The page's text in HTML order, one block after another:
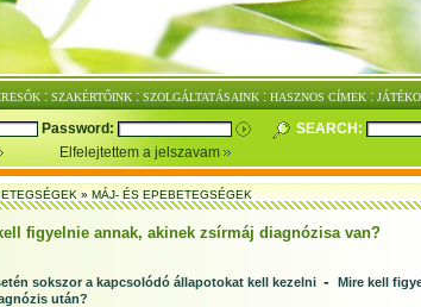
: SZAKÉRTŐINK : SZOLGÁLTATÁSAINK : HASZNOS CÍMEK :
Password:
SEARCH:
Elfelejtettem a jelszavam
»MÁJ- ÉS EPEBETEGSÉGEK
figyelnie annak, akinek zsírmáj diagnózisa van?
sokszor a kapcsolódó állapotokat kell kezelni - Mire kell
után?